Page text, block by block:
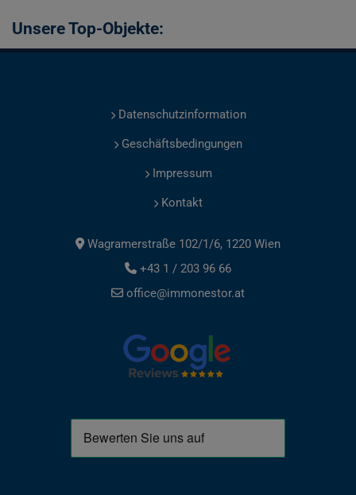
Unsere Top-Objekte:
Datenschutzinformation
Geschäftsbedingungen
Impressum
Kontakt
Wagramerstraße 102/1/6, 1220 Wien
+43 1 / 203 96 66
office@immonestor.at